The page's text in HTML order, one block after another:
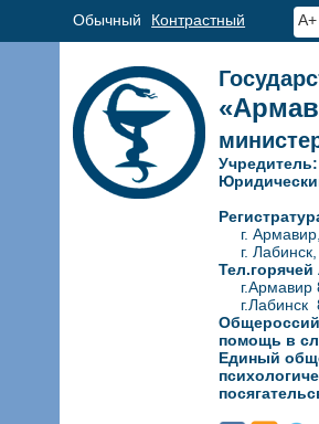
Обычный Контрастный A+
Учредитель:
г.
г.
г.
г.Армавир
г.Лабинск
помощь в
Единый